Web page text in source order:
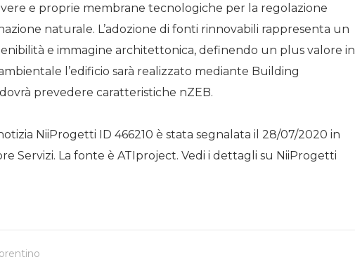
e proprie membrane tecnologiche per la regolazione
naturale. L’adozione di fonti rinnovabili rappresenta un
e immagine architettonica, definendo un plus valore in
l’edificio sarà realizzato mediante Building
prevedere caratteristiche nZEB.
NiiProgetti ID 466210 è stata segnalata il 28/07/2020 in
Servizi. La fonte è ATIproject. Vedi i dettagli su NiiProgetti